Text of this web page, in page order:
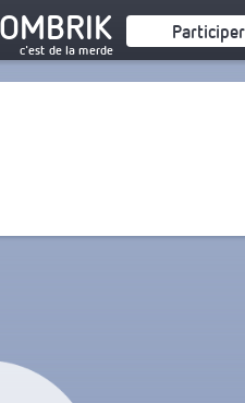
c'est de la merde
Participer